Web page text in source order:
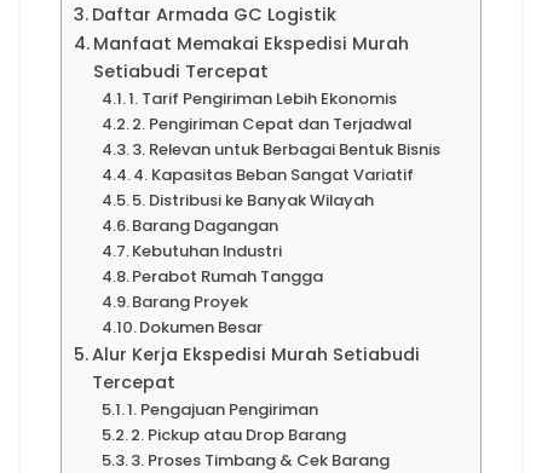
Daftar Armada GC Logistik
Manfaat Memakai Ekspedisi Murah
Setiabudi Tercepat
1. Tarif Pengiriman Lebih Ekonomis
2. Pengiriman Cepat dan Terjadwal
3. Relevan untuk Berbagai Bentuk Bisnis
4. Kapasitas Beban Sangat Variatif
5. Distribusi ke Banyak Wilayah
Barang Dagangan
Kebutuhan Industri
Perabot Rumah Tangga
Barang Proyek
Dokumen Besar
Alur Kerja Ekspedisi Murah Setiabudi
Tercepat
1. Pengajuan Pengiriman
2. Pickup atau Drop Barang
3. Proses Timbang & Cek Barang